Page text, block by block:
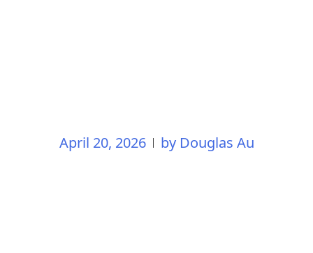
April 20, 2026 byDouglas Au